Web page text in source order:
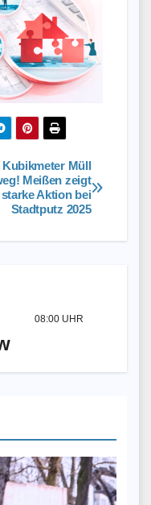
Kubikmeter Müll
Meißen zeigt
starke Aktion bei
Stadtputz 2025
08:00 UHR